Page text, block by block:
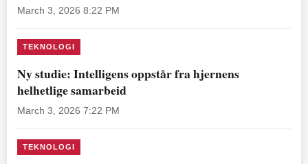
March 3, 2026 8:22 PM
TEKNOLOGI
Ny studie: Intelligens oppstår fra hjernens
helhetlige samarbeid
March 3, 2026 7:22 PM
TEKNOLOGI